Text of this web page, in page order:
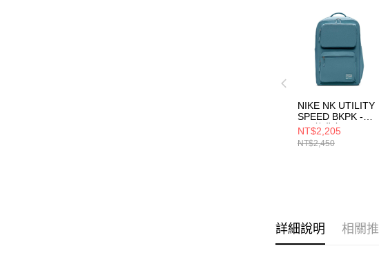
NIKE NK UTILITY
SPEED BKPK -
2.0 後背包
FN4106006
NT$2,205
NT$2,450
詳細說明 相關